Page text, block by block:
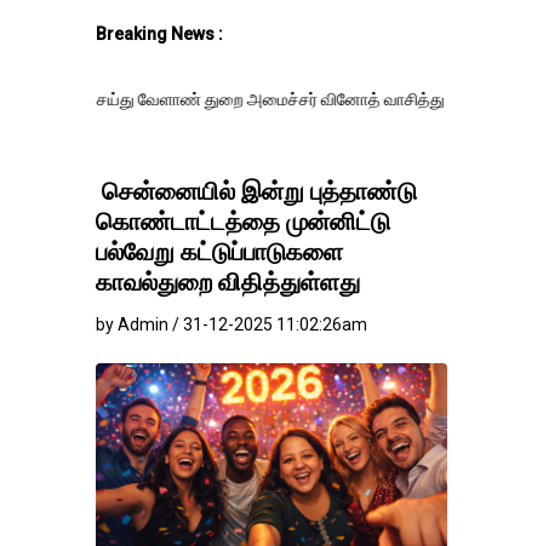
Breaking News :
வேளாண் துறை அமைச்சர் வினோத் வாசித்து வருகிறார். �.
சென்னையில் இன்று புத்தாண்டு
கொண்டாட்டத்தை முன்னிட்டு
பல்வேறு கட்டுப்பாடுகளை
காவல்துறை விதித்துள்ளது
by Admin / 31-12-2025 11:02:26am